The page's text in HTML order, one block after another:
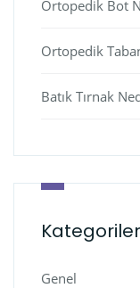
Ortopedik Bot
Ortopedik
Batık Tırnak
Kategoriler
Genel